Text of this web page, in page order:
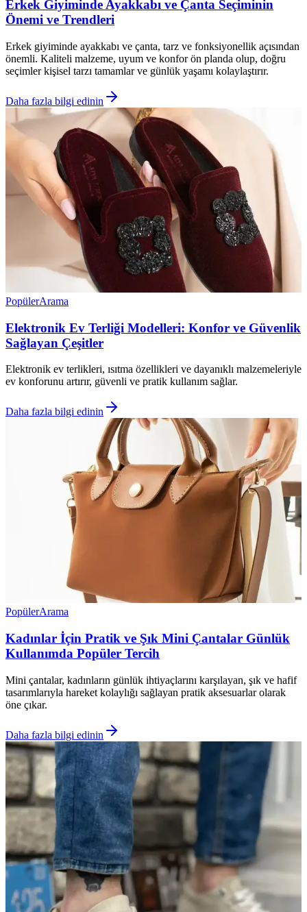
Erkek Giyiminde Ayakkabı ve Çanta Seçiminin
Önemi ve Trendleri
Erkek giyiminde ayakkabı ve çanta, tarz ve fonksiyonellik açısından
önemli. Kaliteli malzeme, uyum ve konfor ön planda olup, doğru
seçimler kişisel tarzı tamamlar ve günlük yaşamı kolaylaştırır.
Daha fazla bilgi edinin
PopülerArama
Elektronik Ev Terliği Modelleri: Konfor ve Güvenlik
Sağlayan Çeşitler
Elektronik ev terlikleri, ısıtma özellikleri ve dayanıklı malzemeleriyle
ev konforunu artırır, güvenli ve pratik kullanım sağlar.
Daha fazla bilgi edinin
PopülerArama
Kadınlar İçin Pratik ve Şık Mini Çantalar Günlük
Kullanımda Popüler Tercih
Mini çantalar, kadınların günlük ihtiyaçlarını karşılayan, şık ve hafif
tasarımlarıyla hareket kolaylığı sağlayan pratik aksesuarlar olarak
öne çıkar.
Daha fazla bilgi edinin